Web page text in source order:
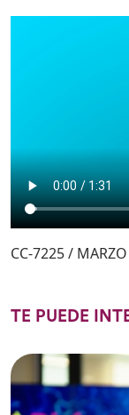
CC-7225 /
TE PUEDE